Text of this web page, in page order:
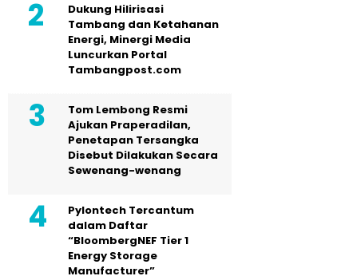
Dukung Hilirisasi
Tambang dan Ketahanan
Energi, Minergi Media
Luncurkan Portal
Tambangpost.com
Tom Lembong Resmi
Ajukan Praperadilan,
Penetapan Tersangka
Disebut Dilakukan Secara
Sewenang-wenang
Pylontech Tercantum
dalam Daftar
“BloombergNEF Tier 1
Energy Storage
Manufacturer”